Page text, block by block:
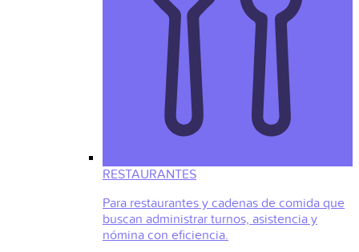
RESTAURANTES
Para restaurantes y cadenas de comida que
buscan administrar turnos, asistencia y
nómina con eficiencia.